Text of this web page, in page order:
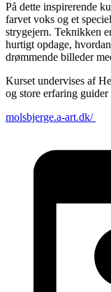
På dette inspirerende
farvet voks og et
strygejern. Teknikken
hurtigt opdage,
drømmende billeder
Kurset undervises af
og store erfaring
molsbjerge.a-art.dk/